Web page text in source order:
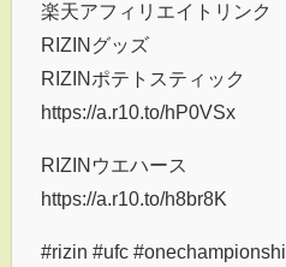
楽天アフィリエイトリンク
RIZINグッズ
RIZINポテトスティック
https://a.r10.to/hP0VSx
RIZINウエハース
https://a.r10.to/h8br8K
#rizin #ufc